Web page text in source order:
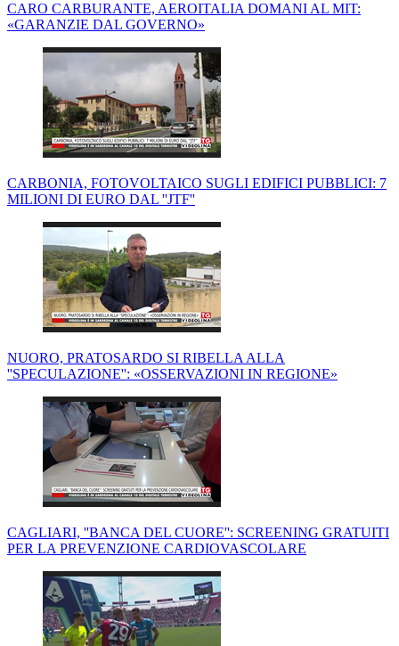
CARO CARBURANTE, AEROITALIA DOMANI AL MIT:
«GARANZIE DAL GOVERNO»
CARBONIA, FOTOVOLTAICO SUGLI EDIFICI PUBBLICI: 7
MILIONI DI EURO DAL ''JTF''
NUORO, PRATOSARDO SI RIBELLA ALLA
''SPECULAZIONE'': «OSSERVAZIONI IN REGIONE»
CAGLIARI, ''BANCA DEL CUORE'': SCREENING GRATUITI
PER LA PREVENZIONE CARDIOVASCOLARE